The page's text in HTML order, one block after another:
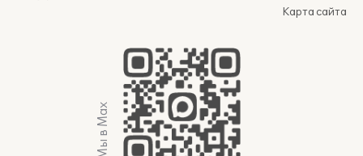
Карта сайта
Мы в Max